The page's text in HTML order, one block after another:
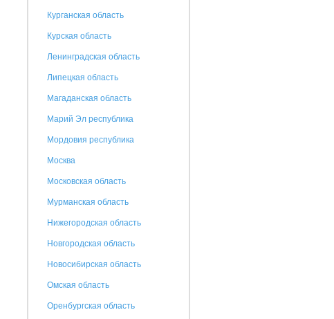
Курганская область
Курская область
Ленинградская область
Липецкая область
Магаданская область
Марий Эл республика
Мордовия республика
Москва
Московская область
Мурманская область
Нижегородская область
Новгородская область
Новосибирская область
Омская область
Оренбургская область